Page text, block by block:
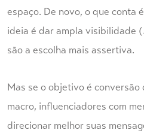
espaço. De novo, o que conta
ideia é dar ampla visibilidade (
são a escolha mais assertiva.
Mas se o objetivo é conversão
macro, influenciadores com
direcionar melhor suas